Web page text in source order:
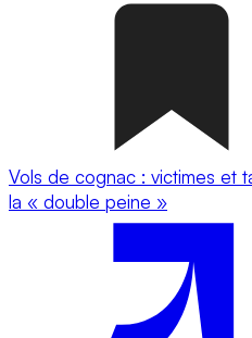
Vols de cognac : victimes et
la « double peine »